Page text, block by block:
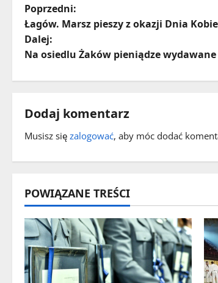
Z
o
b
a
c
z
w
p
i
s
y
Poprzedni:
Łagów. Marsz pieszy z okazji Dnia
Dalej:
Na osiedlu Żaków pieniądze
Dodaj komentarz
Musisz się zalogować, aby móc dodać
POWIĄZANE TREŚCI